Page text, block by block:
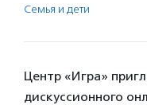
Семья и дети
Центр «Игра»
дискуссионного